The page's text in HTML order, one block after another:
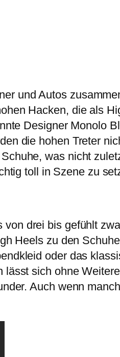
und Autos
Hacken, die als
Designer Monolo
die hohen Treter
was nicht
toll in Szene zu
drei bis gefühlt
Heels zu den
oder das
sich ohne
Auch wenn